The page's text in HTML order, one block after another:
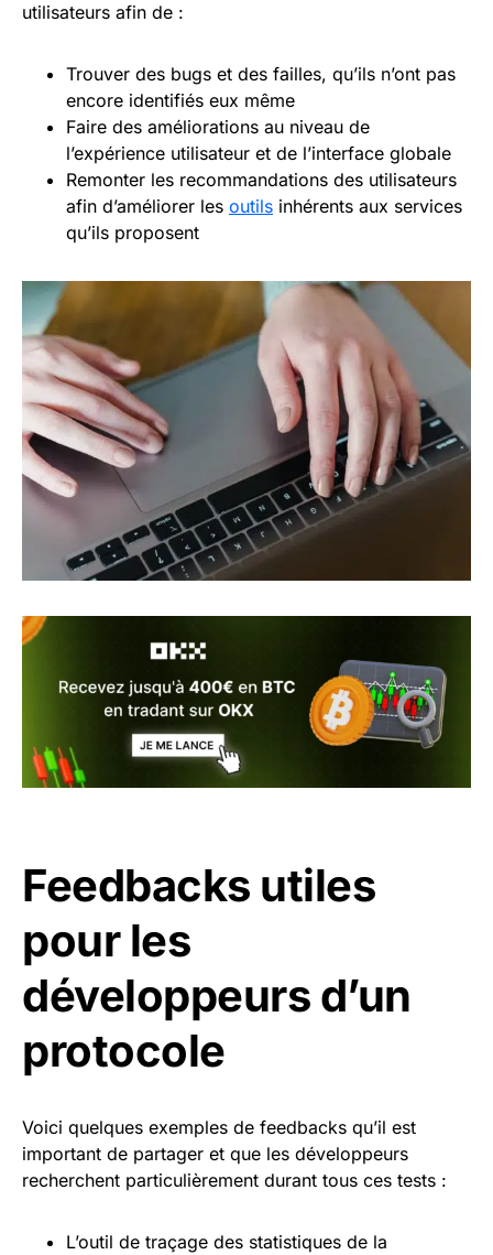
utilisateurs afin de :
Trouver des bugs et des failles, qu’ils n’ont pas
encore identifiés eux même
Faire des améliorations au niveau de
l’expérience utilisateur et de l’interface globale
Remonter les recommandations des utilisateurs
afin d’améliorer les outils inhérents aux services
qu’ils proposent
Feedbacks utiles
pour les
développeurs d’un
protocole
Voici quelques exemples de feedbacks qu’il est
important de partager et que les développeurs
recherchent particulièrement durant tous ces tests :
L’outil de traçage des statistiques de la